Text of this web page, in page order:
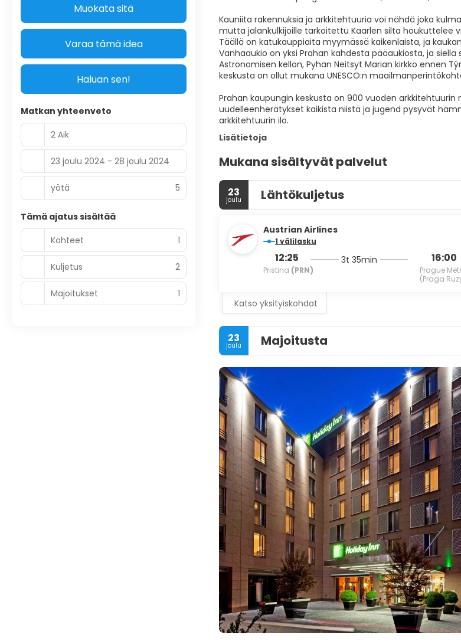
Kauniita rakennuksia ja arkkitehtuuria voi nähdä joka
mutta jalankulkijoille tarkoitettu Kaarlen silta houkuttelee
Täällä on katukauppiaita myymässä kaikenlaista, ja
Vanhaaukio on yksi Prahan kahdesta pääaukiosta, ja
Astronomisen kellon, Pyhän Neitsyt Marian kirkko ennen
keskusta on ollut mukana UNESCO:n
Prahan kaupungin keskusta on 900 vuoden arkkitehtuurin
uudelleenherätykset kaikista niistä ja jugend pysyvät
arkkitehtuurin ilo.
Lisätietoja
Mukana sisältyvät palvelut
23
joulu Lähtökuljetus
Austrian Airlines
1 välilasku
12:25
Pristina (PRN)
3t 35min 16:00
Prague
(Praga
Katso yksityiskohdat
23
joulu Majoitusta
Muokata sitä
Varaa tämä idea
Haluan sen!
Matkan yhteenveto
2 Aik
23 joulu 2024 - 28 joulu 2024
yötä 5
Tämä ajatus sisältää
Kohteet
1
Kuljetus 2
Majoitukset 1